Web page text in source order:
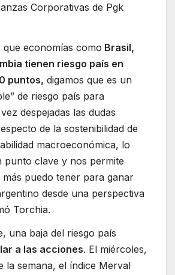
Corporativas de Pgk
que economías como Brasil,
tienen riesgo país en
puntos, digamos que es un
de riesgo país para
despejadas las dudas
de la sostenibilidad de
macroeconómica, lo
punto clave y nos permite
puedo tener para ganar
desde una perspectiva
Torchia.
una baja del riesgo país
a las acciones. El miércoles,
la semana, el índice Merval